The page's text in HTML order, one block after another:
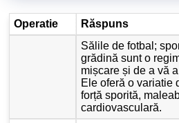
Operatie
Răspuns
Sălile de fotbal;
grădină sunt o
mișcare și de a vă
Ele oferă o variatie
forță sporită,
cardiovasculară.